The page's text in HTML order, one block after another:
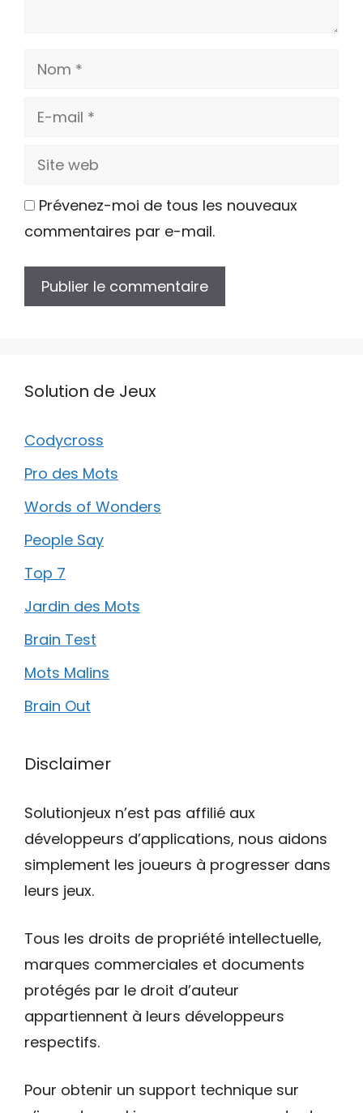
Nom
E-
Site
Prévenez-moi de tous les nouveaux
commentaires par e-mail.
Solution de Jeux
Codycross
Pro des Mots
Words of Wonders
People Say
Top 7
Jardin des Mots
Brain Test
Mots Malins
Brain Out
Disclaimer
Solutionjeux n’est pas affilié aux
développeurs d’applications, nous aidons
simplement les joueurs à progresser dans
leurs jeux.
Tous les droits de propriété intellectuelle,
marques commerciales et documents
protégés par le droit d’auteur
appartiennent à leurs développeurs
respectifs.
Pour obtenir un support technique sur